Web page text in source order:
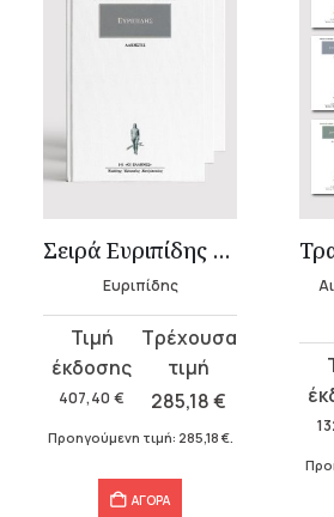
Σειρά Ευριπίδης (27 τόμοι)
Ευριπίδης
407,40 €
Original
price
was:
407,40 €.
285,18€
τρέχουσα
τιμή
Προηγούμενη τιμή: 285,18 €.
ΑΓΟΡΑ